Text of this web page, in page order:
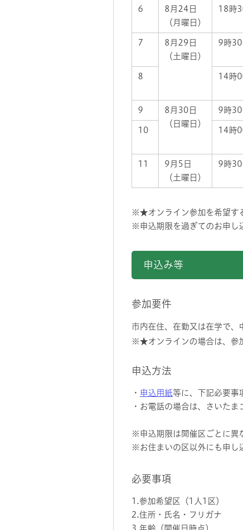
6
8月24日
（月曜日）
18時
7
8月29日
（土曜日）
9時
8 14時
9
8月30日
（日曜日）
9時
10 14時
11
9月5日
（土曜日）
9時
※★オンライン参加を希望す
※申込期限を過ぎてのお申し
申込み等
参加要件
市内在住、在勤又は在学で、
※★オンラインの場合は、参
申込方法
・ 申込用紙等に、下記必要事
・お電話の場合は、さいた
※申込期限は開催区ごとに異
※お住まいの区以外にも申し
必要事項
1.参加希望区（1人1区）
2.住所・氏名・フリガナ
3.年齢（開催日時点）